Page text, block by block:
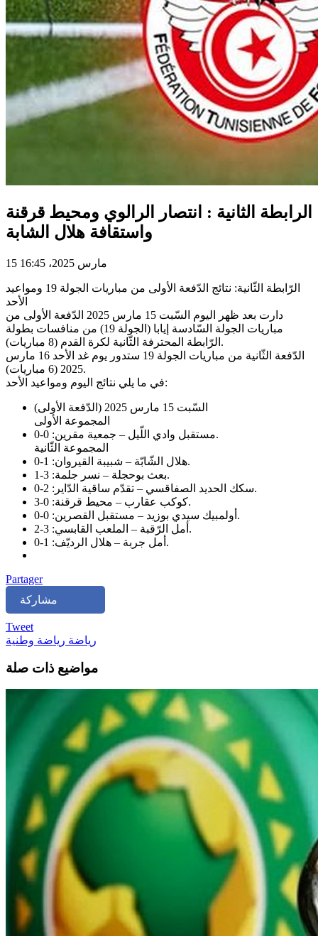
الرابطة الثانية : انتصار الرالوي ومحيط قرقنة
واستقافة هلال الشابة
15 مارس 2025، 16:45
الرّابطة الثّانية: نتائج الدّفعة الأولى من مباريات الجولة 19 ومواعيد
الأحد
دارت بعد ظهر اليوم السّبت 15 مارس 2025 الدّفعة الأولى من
مباريات الجولة السّادسة إيابا (الجولة 19) من منافسات بطولة
الرّابطة المحترفة الثّانية لكرة القدم (8 مباريات).
الدّفعة الثّانية من مباريات الجولة 19 ستدور يوم غد الأحد 16 مارس
2025 (6 مباريات).
في ما يلي نتائج اليوم ومواعيد الأحد:
السّبت 15 مارس 2025 (الدّفعة الأولى)
المجموعة الأولى
مستقبل وادي اللّيل – جمعية مقرين: 0-0.
المجموعة الثّانية
هلال الشّابّة – شبيبة القيروان: 1-0.
بعث بوحجلة – نسر جلمة: 3-1.
سكك الحديد الصفاقسي – تقدّم ساقية الدّاير: 2-0.
كوكب عقارب – محيط قرقنة: 0-3.
أولمبيك سيدي بوزيد – مستقبل القصرين: 0-0.
أمل الرّقبة – الملعب القابسي: 3-2.
أمل جربة – هلال الرديّف: 1-0.
Partager
مشاركة
Tweet
رياضة رياضة وطنية
مواضيع ذات صلة